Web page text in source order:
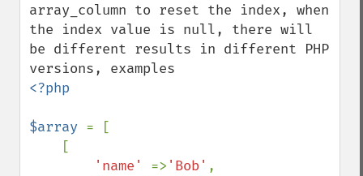
array_column to reset the index, when
the index value is null, there will
be different results in different PHP
<?php
$array = [
'name' => 'Bob' ,